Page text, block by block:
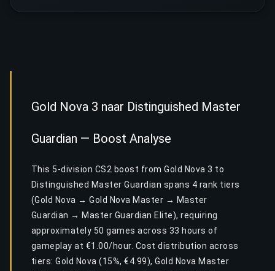
Gold Nova 3 naar Distinguished Master
Guardian — Boost Analyse
This 5-division CS2 boost from Gold Nova 3 to
Distinguished Master Guardian spans 4 rank tiers
(Gold Nova → Gold Nova Master → Master
Guardian → Master Guardian Elite), requiring
approximately 50 games across 33 hours of
gameplay at €1.00/hour. Cost distribution across
tiers: Gold Nova (15%, €4.99), Gold Nova Master